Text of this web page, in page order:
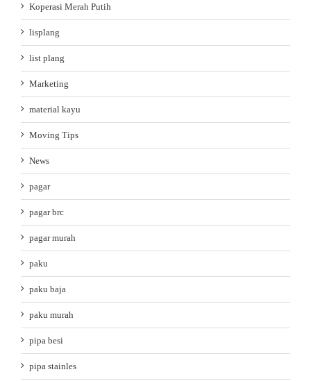
Koperasi Merah Putih
lisplang
list plang
Marketing
material kayu
Moving Tips
News
pagar
pagar brc
pagar murah
paku
paku baja
paku murah
pipa besi
pipa stainles